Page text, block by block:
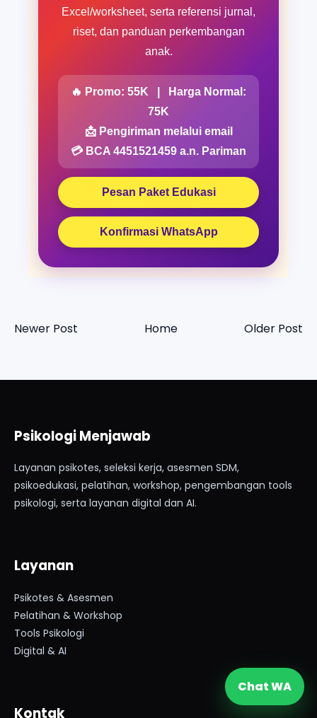
Excel/worksheet, serta referensi jurnal,
riset, dan panduan perkembangan
anak.
🔥 Promo: 55K | Harga Normal:
75K
📩 Pengiriman melalui email
💳 BCA 4451521459 a.n. Pariman
Pesan Paket Edukasi
Konfirmasi WhatsApp
Newer Post Older Post
Home
Psikologi Menjawab
Layanan psikotes, seleksi kerja, asesmen SDM,
psikoedukasi, pelatihan, workshop, pengembangan tools
psikologi, serta layanan digital dan AI.
Layanan
Psikotes & Asesmen
Pelatihan & Workshop
Tools Psikologi
Digital & AI
Kontak
Chat WA